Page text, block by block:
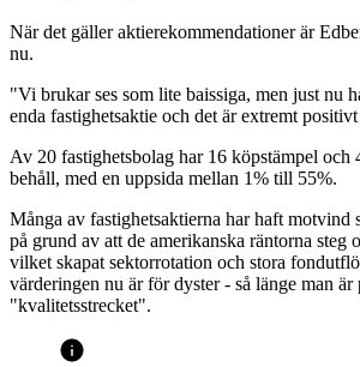
När det gäller aktierekommendationer är
nu.
"Vi brukar ses som lite baissiga, men just nu
enda fastighetsaktie och det är extremt
Av 20 fastighetsbolag har 16 köpstämpel och
behåll, med en uppsida mellan 1% till 55%.
Många av fastighetsaktierna har haft motvind
på grund av att de amerikanska räntorna steg
vilket skapat sektorrotation och stora
värderingen nu är för dyster - så länge man är
"kvalitetsstrecket".